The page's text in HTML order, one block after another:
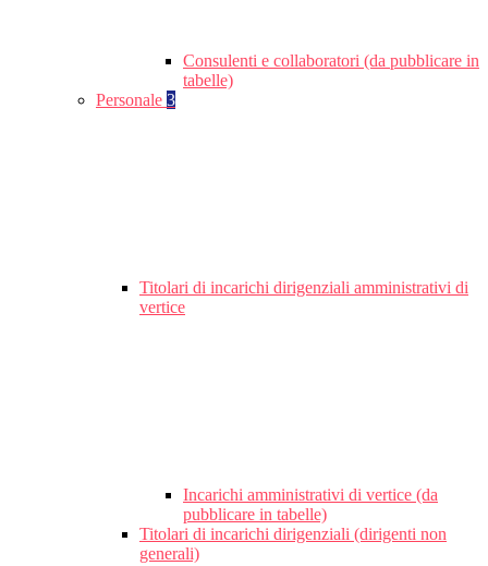
Consulenti e collaboratori (da pubblicare in
tabelle)
Personale 3
Titolari di incarichi dirigenziali amministrativi di
vertice
Incarichi amministrativi di vertice (da
pubblicare in tabelle)
Titolari di incarichi dirigenziali (dirigenti non
generali)